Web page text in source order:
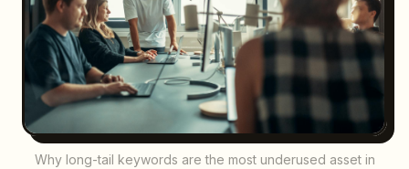
Why long-tail keywords are the most underused asset in